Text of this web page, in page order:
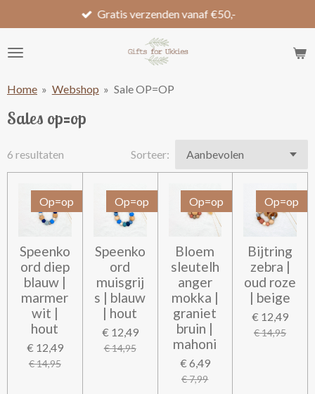
direct
naar
Gratis verzenden vanaf €50,-
Home » Webshop » Sale OP=OP
Sales op=op
6 resultaten Sorteer:
Op=op
Speenko
ord diep
blauw |
marmer
wit |
hout
€ 12,49
€ 14,95
Op=op
Speenko
ord
muisgrij
s | blauw
| hout
€ 12,49
€ 14,95
Op=op
Bloem
sleutelh
anger
mokka |
graniet
bruin |
mahoni
€ 6,49
€ 7,99
Op=op
Bijtring
zebra |
oud roze
| beige
€ 12,49
€ 14,95